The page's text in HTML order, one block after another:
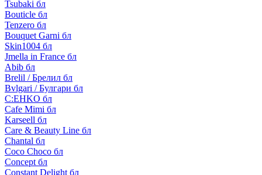
Tsubaki бл
Bouticle бл
Tenzero бл
Bouquet Garni бл
Skin1004 бл
Jmella in France бл
Abib бл
Brelil / Брелил бл
Bvlgari / Булгари бл
C:EHKO бл
Cafe Mimi бл
Karseell бл
Care & Beauty Line бл
Chantal бл
Coco Choco бл
Concept бл
Constant Delight бл